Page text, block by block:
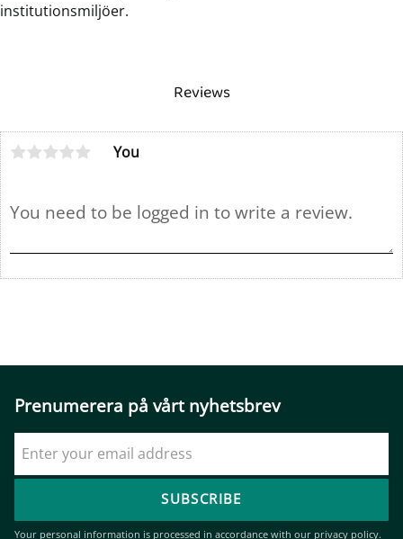
institutionsmiljöer.
Reviews
You
Prenumerera på vårt nyhetsbrev
SUBSCRIBE
Your personal information is processed in accordance with our privacy policy.